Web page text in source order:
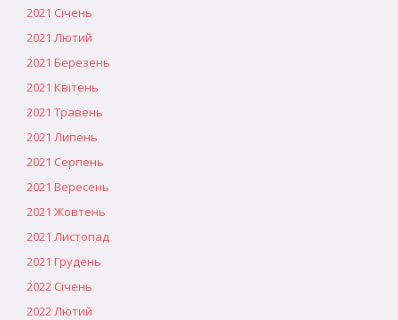
2021 Січень
2021 Лютий
2021 Березень
2021 Квітень
2021 Травень
2021 Липень
2021 Серпень
2021 Вересень
2021 Жовтень
2021 Листопад
2021 Грудень
2022 Січень
2022 Лютий